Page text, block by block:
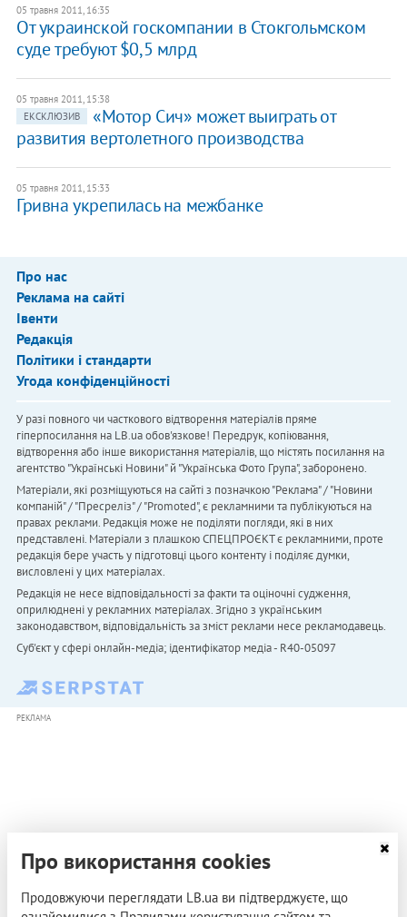
05 травня 2011, 16:35
От украинской госкомпании в Стокгольмском
суде требуют $0,5 млрд
05 травня 2011, 15:38
ЕКСКЛЮЗИВ
«Мотор Сич» может выиграть от
развития вертолетного производства
05 травня 2011, 15:33
Гривна укрепилась на межбанке
Про нас
Реклама на сайті
Івенти
Редакція
Політики і стандарти
Угода конфіденційності
У разі повного чи часткового відтворення матеріалів пряме
гіперпосилання на LB.ua обов'язкове! Передрук, копіювання,
відтворення або інше використання матеріалів, що містять посилання на
агентство "Українськi Новини" й "Українська Фото Група", заборонено.
Матеріали, які розміщуються на сайті з позначкою "Реклама" / "Новини
компаній" / "Пресреліз" / "Promoted", є рекламними та публікуються на
правах реклами. Редакція може не поділяти погляди, які в них
представлені. Матеріали з плашкою СПЕЦПРОЄКТ є рекламними, проте
редакція бере участь у підготовці цього контенту і поділяє думки,
висловлені у цих матеріалах.
Редакція не несе відповідальності за факти та оціночні судження,
оприлюднені у рекламних матеріалах. Згідно з українським
законодавством, відповідальність за зміст реклами несе рекламодавець.
Cуб'єкт у сфері онлайн-медіа; ідентифікатор медіа - R40-05097
РЕКЛАМА
Про використання cookies
Продовжуючи переглядати LB.ua ви підтверджуєте, що